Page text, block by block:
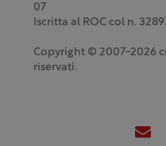
07
Iscritta al ROC col n.
Copyright © 2007-2026
riservati.